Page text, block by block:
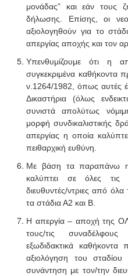
μονάδας” και εάν τους
δήλωσης. Επίσης, οι
αξιολογηθούν για το
απεργίας αποχής και τον
Υπενθυμίζουμε ότι η
συγκεκριμένα καθήκοντα
ν.1264/1982, όπως αυτές
Δικαστήρια (όλως
συνιστά απολύτως
μορφή συνδικαλιστικής
απεργίας η οποία
πειθαρχική ευθύνη.
Με βάση τα παραπάνω
καλύπτει σε όλες τις
διευθυντές/ντριες από
τα στάδια Α2 και Β.
Η απεργία – αποχή της
τους/τις
εξωδιδακτικά καθήκοντα
αξιολόγηση του
συνάντηση με τον/την